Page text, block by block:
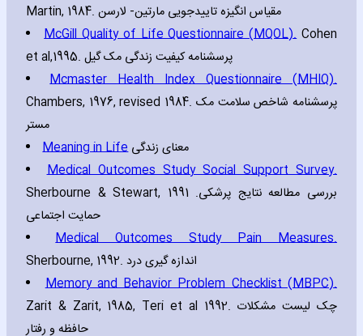
Martin‚ 1984. مقیاس انگیزه تاییدجویی مارتین- لارسن
McGill Quality of Life Questionnaire (MQOL).Cohen
et al‚1995. پرسشنامه کیفیت زندگی مک گیل
Mcma‎ster Health Index Questionnaire (MHIQ).
Chambers‚ 1976‚ revised 1984. پرسشنامه شاخص سلامت مک
مستر
Meaning in Lifeمعنای زندگی
Medical Outcomes Study Social Support Survey.
Sherbourne & Stewart‚ 1991 .بررسی مطالعه نتایج پرشکی
حمایت اجتماعی
Medical Outcomes Study Pain Measures.
Sherbourne‚ 1992. اندازه گیری درد
Memory and Behavior Problem Checklist (MBPC).
Zarit & Zarit‚ 1985‚ Teri et al 1992. چک لیست مشکلات
حافظه و رفتار